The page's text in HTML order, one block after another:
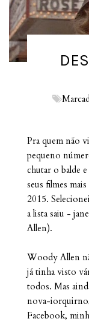
Pra quem não
pequeno
chutar o balde
seus filmes
2015.
a lista saiu -
Allen).
Woody Allen
já tinha visto
todos. Mas
nova-iorquirno,
Facebook,